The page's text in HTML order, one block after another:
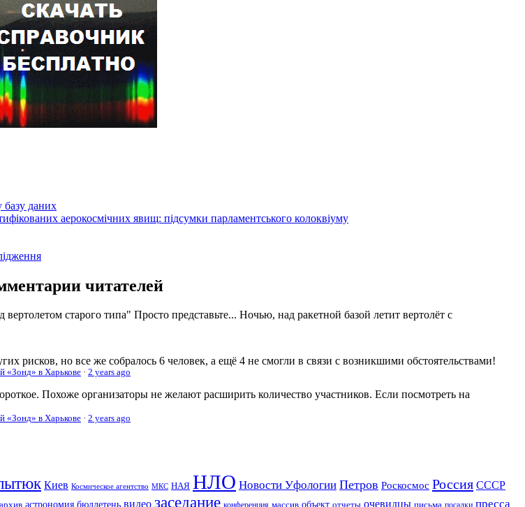
базу даних
аерокосмічних явищ: підсумки парламентського колоквіуму
читателей
старого типа" Просто представьте... Ночью, над ракетной базой летит вертолёт с
рисков, но все же собралось 6 человек, а ещё 4 не смогли в связи с возникшими обстоятельствами!
«Зонд» в Харькове · 2 years ago
Похоже организаторы не желают расширить количество участников. Если посмотреть на
«Зонд» в Харькове · 2 years ago
Киев Космическое агентство МКС НАЯ НЛО Новости Уфологии Петров Роскосмос Россия СССР
архив астрономия бюллетень видео заседание массив объект отчеты очевидцы письма посадки пресса